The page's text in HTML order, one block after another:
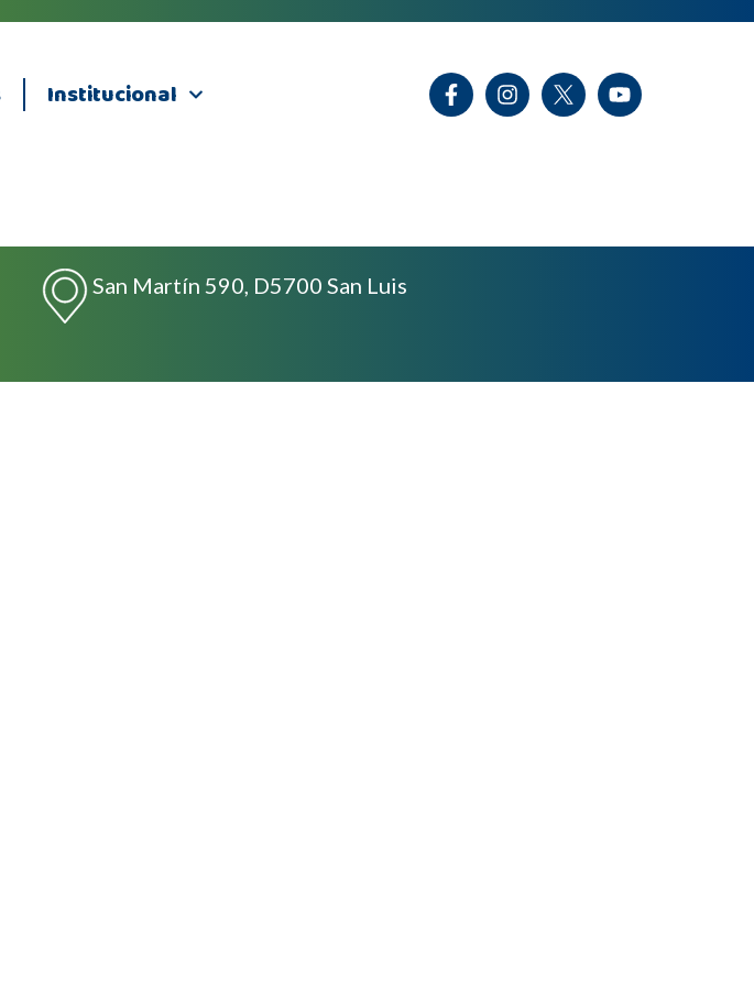
Institucional
San Martín 590, D5700 San Luis